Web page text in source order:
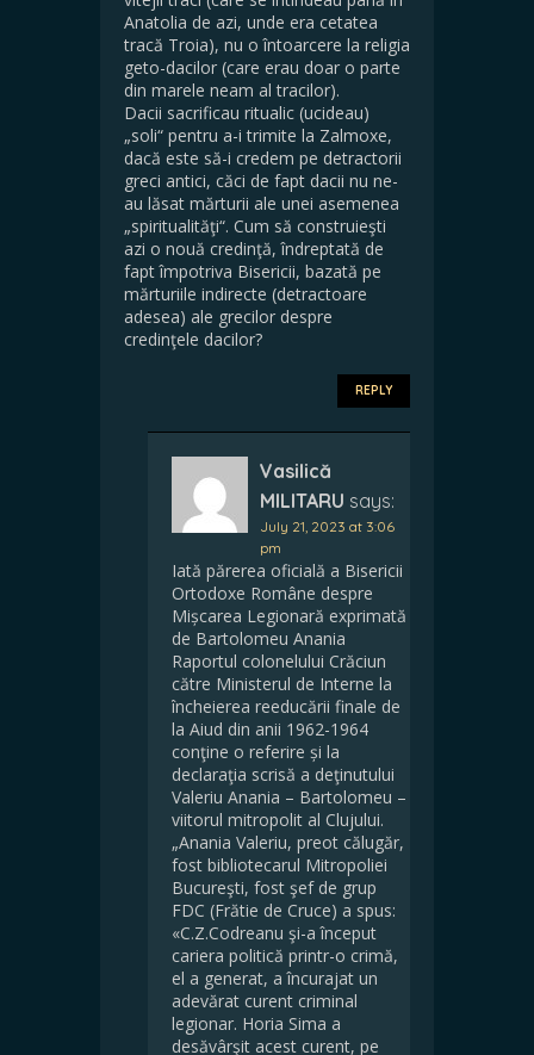
Anatolia de azi, unde era cetatea
tracă Troia), nu o întoarcere la religia
geto-dacilor (care erau doar o parte
din marele neam al tracilor).
Dacii sacrificau ritualic (ucideau)
„soli“ pentru a-i trimite la Zalmoxe,
dacă este să-i credem pe detractorii
greci antici, căci de fapt dacii nu ne-
au lăsat mărturii ale unei asemenea
„spiritualităţi“. Cum să construieşti
azi o nouă credinţă, îndreptată de
fapt împotriva Bisericii, bazată pe
mărturiile indirecte (detractoare
adesea) ale grecilor despre
credinţele dacilor?
REPLY
Vasilică
MILITARU says:
July 21, 2023 at 3:06
pm
Iată părerea oficială a Bisericii
Ortodoxe Române despre
Mișcarea Legionară exprimată
de Bartolomeu Anania
Raportul colonelului Crăciun
către Ministerul de Interne la
încheierea reeducării finale de
la Aiud din anii 1962-1964
conţine o referire și la
declaraţia scrisă a deţinutului
Valeriu Anania – Bartolomeu –
viitorul mitropolit al Clujului.
„Anania Valeriu, preot călugăr,
fost bibliotecarul Mitropoliei
Bucureşti, fost şef de grup
FDC (Frătie de Cruce) a spus:
«C.Z.Codreanu şi-a început
cariera politică printr-o crimă,
el a generat, a încurajat un
adevărat curent criminal
legionar. Horia Sima a
desăvârşit acest curent, pe